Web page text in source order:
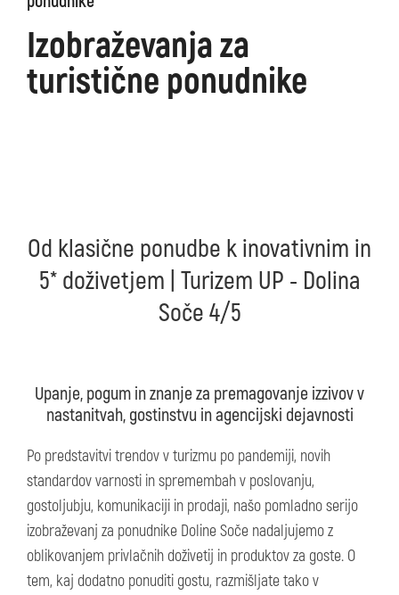
Izobraževanja za
turistične ponudnike
Od klasične ponudbe k inovativnim in
5* doživetjem | Turizem UP - Dolina
Soče 4/5
Upanje, pogum in znanje za premagovanje izzivov v
nastanitvah, gostinstvu in agencijski dejavnosti
Po predstavitvi trendov v turizmu po pandemiji, novih
standardov varnosti in spremembah v poslovanju,
gostoljubju, komunikaciji in prodaji, našo pomladno serijo
izobraževanj za ponudnike Doline Soče nadaljujemo z
oblikovanjem privlačnih doživetij in produktov za goste. O
tem, kaj dodatno ponuditi gostu, razmišljate tako v